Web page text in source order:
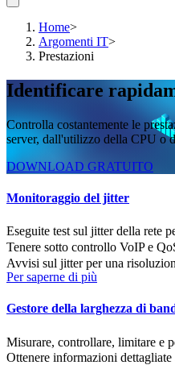
Home>
Argomenti IT>
Prestazioni
Identificare
Controlla costantemente le
server, dall'utilizzo della CPU o
DOWNLOAD GRATUITO
Monitoraggio del jitter
Eseguite test sul jitter della rete
Tenere sotto controllo VoIP e
Avvisi sul jitter per una
Per saperne di più
Gestore della larghezza di
Misurare, controllare, limitare e
Ottenere informazioni